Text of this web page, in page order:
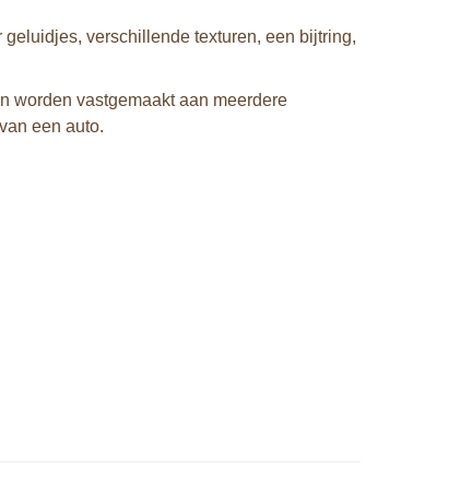
verschillende texturen, een bijtring,
worden vastgemaakt aan meerdere
een auto.